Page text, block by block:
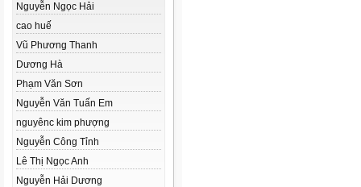
Nguyễn Ngọc Hải
cao huế
Vũ Phương Thanh
Dương Hà
Phạm Văn Sơn
Nguyễn Văn Tuấn Em
nguyênc kim phượng
Nguyễn Công Tỉnh
Lê Thị Ngọc Anh
Nguyễn Hải Dương